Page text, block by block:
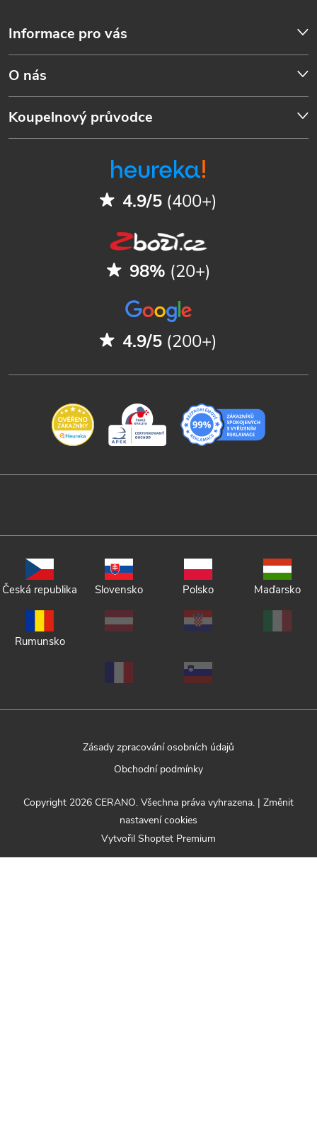
Informace pro vás
O nás
Koupelnový průvodce
4.9/5 (400+)
98% (20+)
4.9/5 (200+)
Česká republika Slovensko Polsko Maďarsko
Rumunsko
Zásady zpracování osobních údajů
Obchodní podmínky
Vytvořil Shoptet Premium
Copyright 2026 CERANO. Všechna práva vyhrazena. | Změnit
nastavení cookies